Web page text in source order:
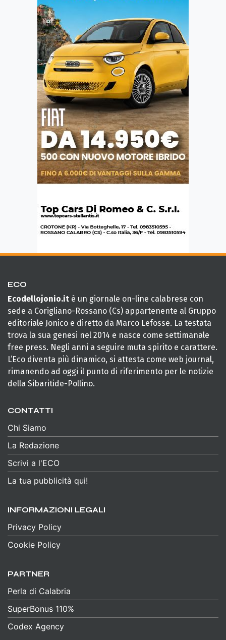
ECO
Ecodellojonio.it è un giornale on-line calabrese con
sede a Corigliano-Rossano (Cs) appartenente al Gruppo
editoriale Jonico e diretto da Marco Lefosse. La testata
trova la sua genesi nel 2014 e nasce come settimanale
free press. Negli anni a seguire muta spirito e carattere.
L’Eco diventa più dinamico, si attesta come web journal,
rimanendo ad oggi il punto di riferimento per le notizie
della Sibaritide-Pollino.
CONTATTI
Chi Siamo
La Redazione
Scrivi a l'ECO
La tua pubblicità qui!
INFORMAZIONI LEGALI
Privacy Policy
Cookie Policy
PARTNER
Perla di Calabria
SuperBonus 110%
Codex Agency